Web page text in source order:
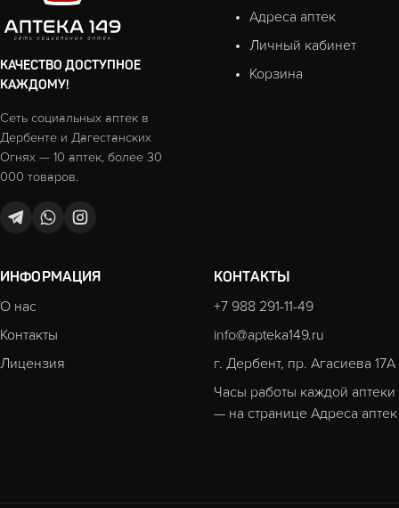
КАЧЕСТВО ДОСТУПНОЕ
КАЖДОМУ!
Сеть социальных аптек в
Дербенте и Дагестанских
Огнях — 10 аптек, более 30
000 товаров.
Адреса аптек
Личный кабинет
Корзина
ИНФОРМАЦИЯ
О нас
Контакты
Лицензия
КОНТАКТЫ
+7 988 291-11-49
info@apteka149.ru
г. Дербент, пр. Агасиева 17А
Часы работы каждой аптеки
— на странице Адреса аптек